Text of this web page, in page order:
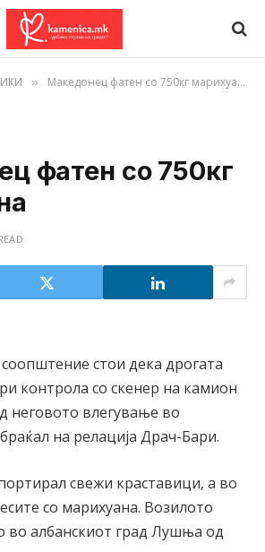
» Македонец фатен со 750кг марихуана
фатен со 750кг
стои дека дрогата
контрола со скенер на камион
неговото влегување во
на релација Драч-Бари.
свежи краставици, а во
со марихуана. Возилото
во албанскиот град Лушња од